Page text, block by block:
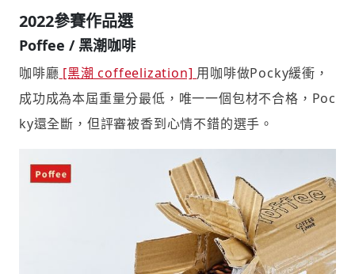
2022參賽作品選
Poffee / 黑潮咖啡
咖啡廳 [黑潮 coffeelization] 用咖啡做Pocky緩衝，
成功成為本屆重量分最低，唯一一個包材不合格，Poc
ky還全斷，但評審被香到心情不錯的選手。